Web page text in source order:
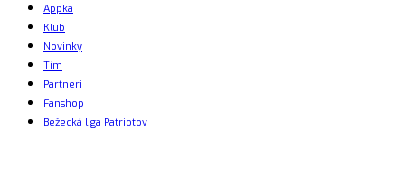
Appka
Klub
Novinky
Tím
Partneri
Fanshop
Bežecká liga Patriotov